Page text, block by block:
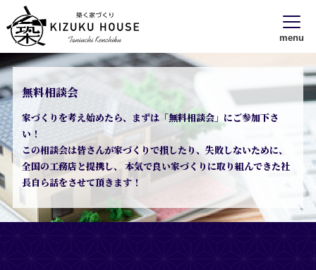
menu
無料相談会
家づくりを考え始めたら、まずは「無料相談会」にご参加下さ
い！
この相談会は皆さんが家づくりで損したり、失敗しないために、
全国の工務店と提携し、
本気で良い家づくりに取り組んできた社
長自ら話をさせて頂きます！